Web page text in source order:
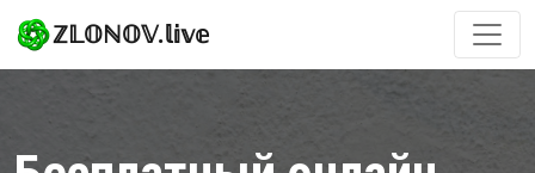
ℤ𝕃𝕆ℕ𝕆𝕍.𝕝𝕚𝕧𝕖